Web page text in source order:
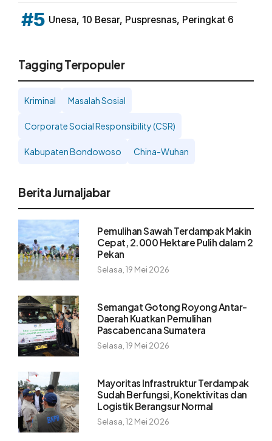
#5 Unesa, 10 Besar, Puspresnas, Peringkat 6
Tagging Terpopuler
Kriminal Masalah Sosial
Corporate Social Responsibility (CSR)
Kabupaten Bondowoso China-Wuhan
Berita Jurnaljabar
Pemulihan Sawah Terdampak Makin
Cepat, 2.000 Hektare Pulih dalam 2
Pekan
Selasa, 19 Mei 2026
Semangat Gotong Royong Antar-
Daerah Kuatkan Pemulihan
Pascabencana Sumatera
Selasa, 19 Mei 2026
Mayoritas Infrastruktur Terdampak
Sudah Berfungsi, Konektivitas dan
Logistik Berangsur Normal
Selasa, 12 Mei 2026